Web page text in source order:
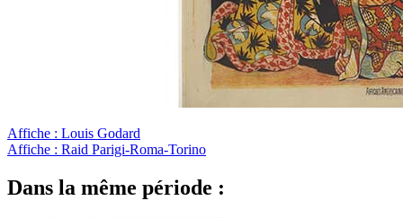
Affiche : Louis Godard
Affiche : Raid Parigi-Roma-Torino
Dans la même période :